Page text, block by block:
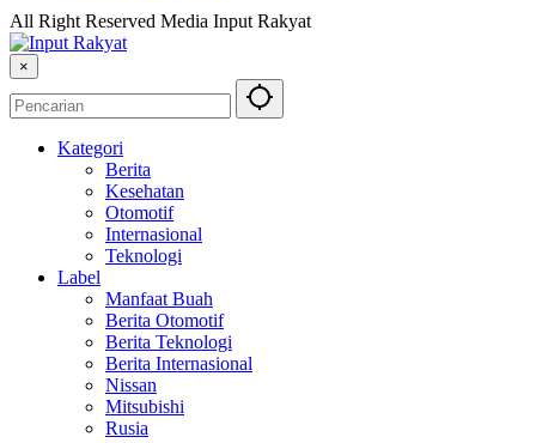
All Right Reserved Media Input Rakyat
×
Kategori
Berita
Kesehatan
Otomotif
Internasional
Teknologi
Label
Manfaat Buah
Berita Otomotif
Berita Teknologi
Berita Internasional
Nissan
Mitsubishi
Rusia